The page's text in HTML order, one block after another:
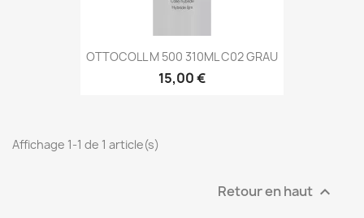
OTTOCOLL M 500 310ML C02 GRAU
15,00 €
Affichage 1-1 de 1 article(s)
Retour en haut 